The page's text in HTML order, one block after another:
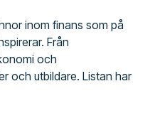
inom finans som på
Från
och
och utbildare. Listan har